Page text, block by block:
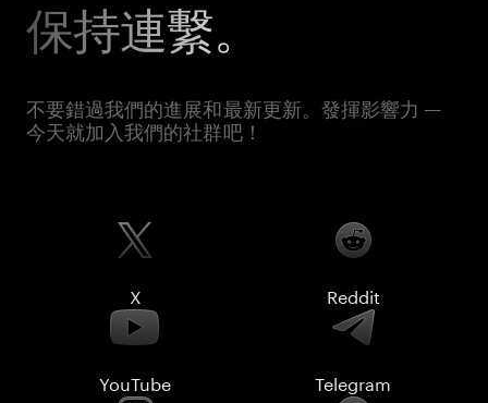
保持連繫。
不要錯過我們的進展和最新更新。發揮影響力 —
今天就加入我們的社群吧！
X Reddit
YouTube Telegram